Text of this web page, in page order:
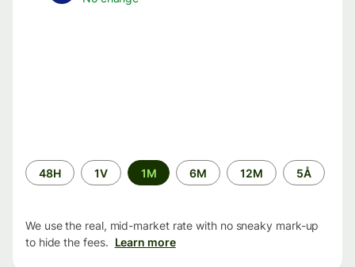
Time
period
48H 1V 1M 6M 12M 5Å
We use the real, mid-market rate with no sneaky mark-up
to hide the fees. Learn more